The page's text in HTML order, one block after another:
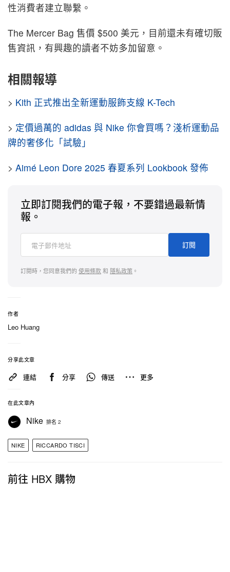
性消費者建立聯繫。
The Mercer Bag 售價 $500 美元，目前還未有確切販
售資訊，有興趣的讀者不妨多加留意。
相關報導
> Kith 正式推出全新運動服飾支線 K-Tech
> 定價過萬的 adidas 與 Nike 你會買嗎？淺析運動品
牌的奢侈化「試驗」
> Aimé Leon Dore 2025 春夏系列 Lookbook 發佈
立即訂閱我們的電子報，不要錯過最新情
報。
訂閱
訂閱時，您同意我們的 使用條款和 隱私政策 。
作者
Leo Huang
分享此文章
連結 分享 傳送 更多
在此文章內
Nike 排名 2
NIKE RICCARDO TISCI
前往 HBX 購物